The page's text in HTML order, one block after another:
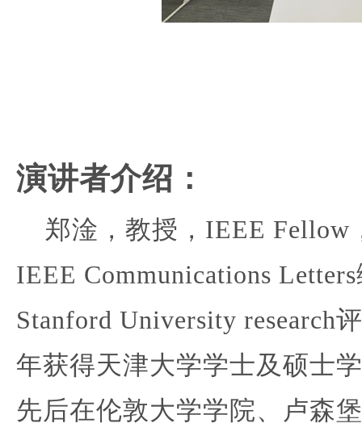
演讲者介绍：
郑淦，教授， IEEE Fellow
IEEE Communications
Stanford University research
年获得天津大学学士及硕士
先后在伦敦大学学院、卢森